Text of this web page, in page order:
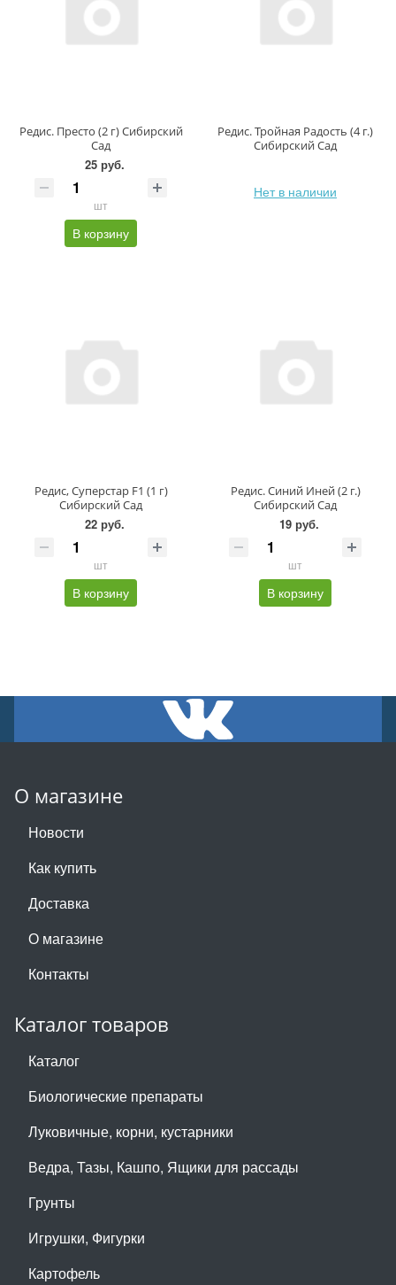
Редис. Престо (2 г) Сибирский
Сад
25 руб.
шт
В корзину
Редис. Тройная Радость (4 г.)
Сибирский Сад
Нет в наличии
Редис, Суперстар F1 (1 г)
Сибирский Сад
22 руб.
шт
В корзину
Редис. Синий Иней (2 г.)
Сибирский Сад
19 руб.
шт
В корзину
О магазине
Новости
Как купить
Доставка
О магазине
Контакты
Каталог товаров
Каталог
Биологические препараты
Луковичные, корни, кустарники
Ведра, Тазы, Кашпо, Ящики для рассады
Грунты
Игрушки, Фигурки
Картофель